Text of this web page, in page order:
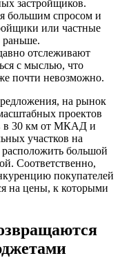
застройщиков.
большим спросом и
или частные
раньше.
отслеживают
с мыслью, что
почти невозможно.
на рынок
проектов
в 30 км от МКАД и
участков на
большой
Соответственно,
покупателей
на цены, к которыми